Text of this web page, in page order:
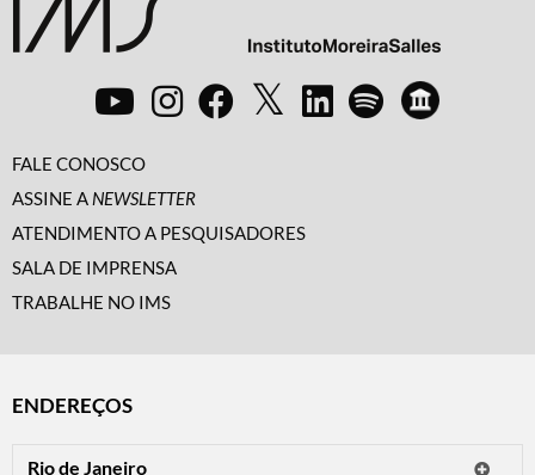
FALE CONOSCO
ASSINE A NEWSLETTER
ATENDIMENTO A PESQUISADORES
SALA DE IMPRENSA
TRABALHE NO IMS
ENDEREÇOS
Rio de Janeiro